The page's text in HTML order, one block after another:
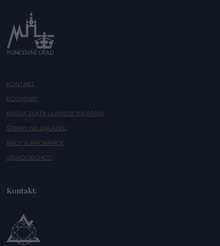
KONTAKT
PODMÍNKY
BARVA ZLATA I KAMENE NA PŘÁNÍ
ŠPERKY NA ZAKÁZKU
RADY A INFORMACE
VELKOOBCHOD
Kontakt: